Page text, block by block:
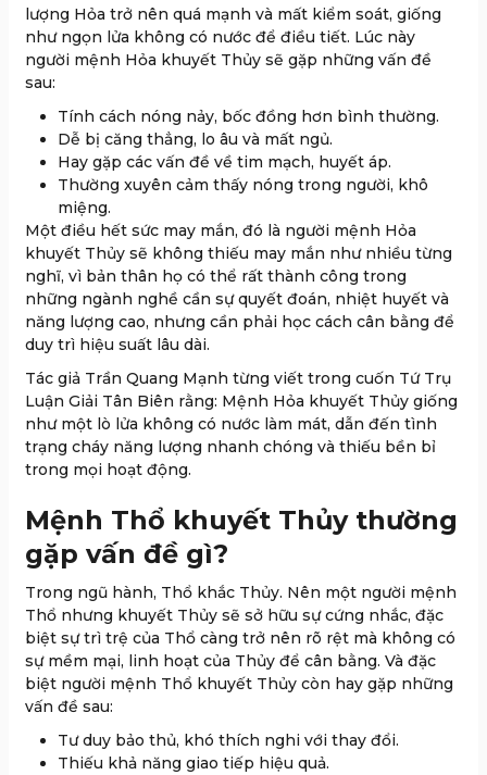
lượng Hỏa trở nên quá mạnh và mất kiểm soát, giống
như ngọn lửa không có nước để điều tiết. Lúc này
người mệnh Hỏa khuyết Thủy sẽ gặp những vấn đề
sau:
Tính cách nóng nảy, bốc đồng hơn bình thường.
Dễ bị căng thẳng, lo âu và mất ngủ.
Hay gặp các vấn đề về tim mạch, huyết áp.
Thường xuyên cảm thấy nóng trong người, khô
miệng.
Một điều hết sức may mắn, đó là người mệnh Hỏa
khuyết Thủy sẽ không thiếu may mắn như nhiều từng
nghĩ, vì bản thân họ có thể rất thành công trong
những ngành nghề cần sự quyết đoán, nhiệt huyết và
năng lượng cao, nhưng cần phải học cách cân bằng để
duy trì hiệu suất lâu dài.
Tác giả Trần Quang Mạnh từng viết trong cuốn Tứ Trụ
Luận Giải Tân Biên rằng: Mệnh Hỏa khuyết Thủy giống
như một lò lửa không có nước làm mát, dẫn đến tình
trạng cháy năng lượng nhanh chóng và thiếu bền bỉ
trong mọi hoạt động.
Mệnh Thổ khuyết Thủy thường
gặp vấn đề gì?
Trong ngũ hành, Thổ khắc Thủy. Nên một người mệnh
Thổ nhưng khuyết Thủy sẽ sở hữu sự cứng nhắc, đặc
biệt sự trì trệ của Thổ càng trở nên rõ rệt mà không có
sự mềm mại, linh hoạt của Thủy để cân bằng. Và đặc
biệt người mệnh Thổ khuyết Thủy còn hay gặp những
vấn đề sau:
Tư duy bảo thủ, khó thích nghi với thay đổi.
Thiếu khả năng giao tiếp hiệu quả.